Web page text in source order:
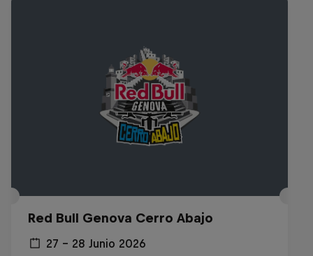
Red Bull Genova Cerro Abajo
27 – 28 Junio 2026